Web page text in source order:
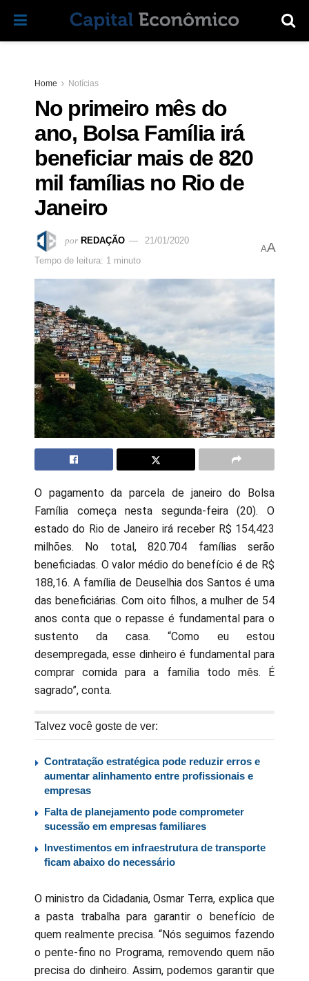
Home Notícias
No primeiro mês do
ano, Bolsa Família irá
beneficiar mais de 820
mil famílias no Rio de
Janeiro
por REDAÇÃO
21/01/2020
Tempo de leitura: 1 minuto
AA
O pagamento da parcela de janeiro do Bolsa
Família começa nesta segunda-feira (20). O
estado do Rio de Janeiro irá receber R$ 154,423
milhões. No total, 820.704 famílias serão
beneficiadas. O valor médio do benefício é de R$
188,16. A família de Deuselhia dos Santos é uma
das beneficiárias. Com oito filhos, a mulher de 54
anos conta que o repasse é fundamental para o
sustento da casa. “Como eu estou
desempregada, esse dinheiro é fundamental para
comprar comida para a família todo mês. É
sagrado”, conta.
Talvez você goste de ver:
Contratação estratégica pode reduzir erros e
aumentar alinhamento entre profissionais e
empresas
Falta de planejamento pode comprometer
sucessão em empresas familiares
Investimentos em infraestrutura de transporte
ficam abaixo do necessário
O ministro da Cidadania, Osmar Terra, explica que
a pasta trabalha para garantir o benefício de
quem realmente precisa. “Nós seguimos fazendo
o pente-fino no Programa, removendo quem não
precisa do dinheiro. Assim, podemos garantir que